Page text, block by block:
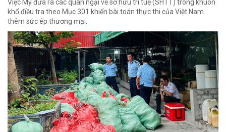
Việc Mỹ đưa ra các quan ngại về sở hữu trí tuệ (SHTT) trong khuôn
khổ điều tra theo Mục 301 khiến bài toán thực thi của Việt Nam
thêm sức ép thương mại.